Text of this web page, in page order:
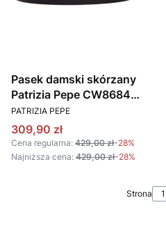
Pasek damski skórzany
Patrizia Pepe CW8684
L001 czarny złoty
PRODUCENT
PATRIZIA PEPE
Cena promocyjna
309,90 zł
Cena regularna: 429,00 zł-28%
Najniższa cena: 429,00 zł-28%
Strona